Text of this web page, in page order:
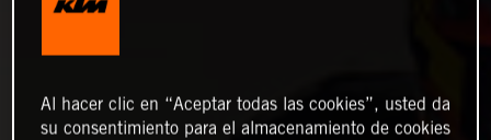
Al hacer clic en “Aceptar todas las cookies”, usted da
su consentimiento para el almacenamiento de cookies